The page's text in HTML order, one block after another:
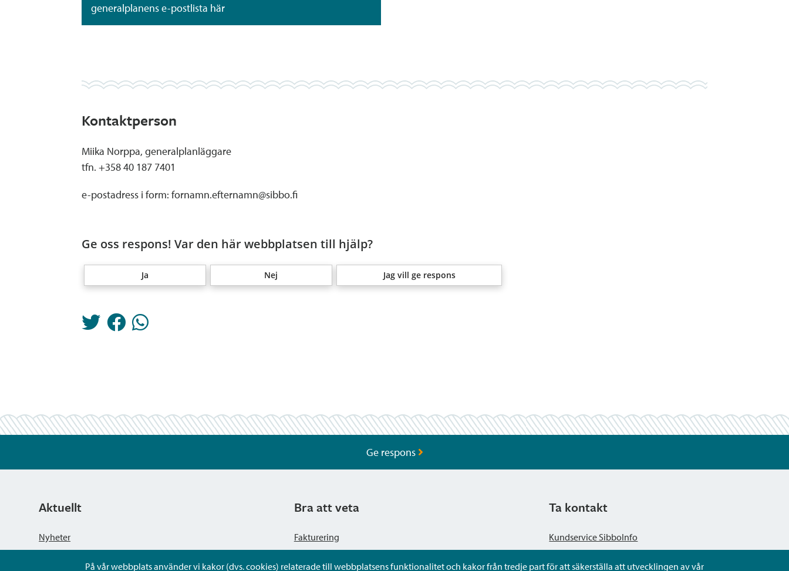
generalplanens e-postlista här
Kontaktperson
Miika Norppa, generalplanläggare
tfn. +358 40 187 7401
e-postadress i form: fornamn.efternamn@sibbo.fi
Ge oss respons! Var den här webbplatsen till hjälp?
Ja Nej Jag vill ge respons
På vår webbplats använder vi kakor (dvs. cookies) relaterade till webbplatsens funktionalitet och kakor från tredje part för att säkerställa att utvecklingen av vår
Ge respons
Aktuellt
Nyheter
Kungörelser
Bra att veta
Fakturering
Dataskyddsbeskrivning
Ta kontakt
Kundservice SibboInfo
Ge anonym respons